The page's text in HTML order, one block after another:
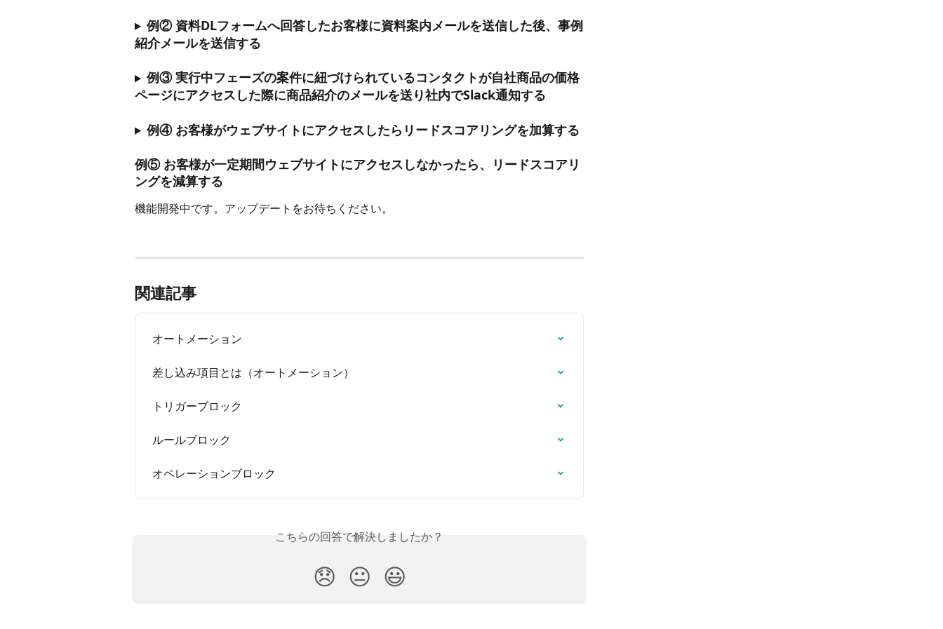
例② 資料DLフォームへ回答したお客様に資料案内メールを送信した後、事例
紹介メールを送信する
例③ 実行中フェーズの案件に紐づけられているコンタクトが自社商品の価格
ページにアクセスした際に商品紹介のメールを送り社内でSlack通知する
例④ お客様がウェブサイトにアクセスしたらリードスコアリングを加算する
例⑤ お客様が一定期間ウェブサイトにアクセスしなかったら、リードスコアリ
ングを減算する
機能開発中です。アップデートをお待ちください。
関連記事
オートメーション
差し込み項目とは（オートメーション）
トリガーブロック
ルールブロック
オペレーションブロック
こちらの回答で解決しましたか？
😞 😐 😃